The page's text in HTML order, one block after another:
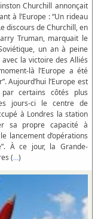
Churchill annonçait
à l’Europe : “Un rideau
discours de Churchill, en
Truman, marquait le
un an à peine
la victoire des Alliés
là l’Europe a été
Aujourd’hui l’Europe est
certains côtés plus
jours-ci le centre de
à Londres la station
sa propre capacité à
lancement d’opérations
À ce jour, la Grande-
(...)